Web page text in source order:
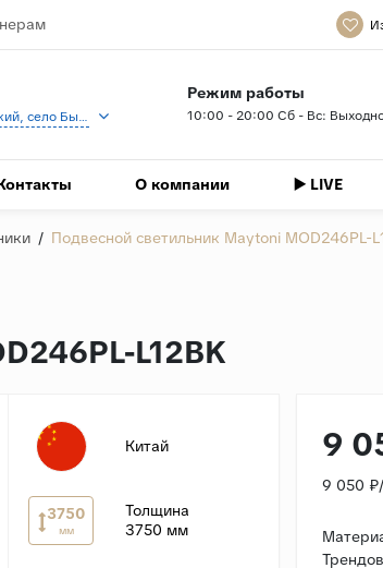
Раменский р-н, г. Жуковский, село Быково, кп Спартак, Береговая ул., 1
Режим работы
10:00 - 20:00 Сб - Вс:
О компании ▶️ LIVE
/ Подвесной светильник Maytoni MOD246PL-
L12BK
Китай
3750
мм
Толщина
3750 мм
9
9 050